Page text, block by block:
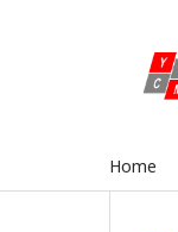
Home